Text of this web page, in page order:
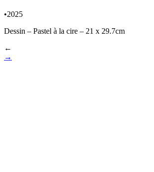
•2025
Dessin – Pastel à la cire – 21 x 29.7cm
←
→